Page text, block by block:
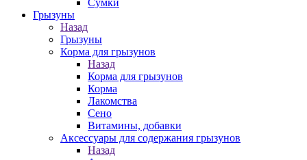
Сумки
Грызуны
Назад
Грызуны
Корма для грызунов
Назад
Корма для грызунов
Корма
Лакомства
Сено
Витамины, добавки
Аксессуары для содержания грызунов
Назад